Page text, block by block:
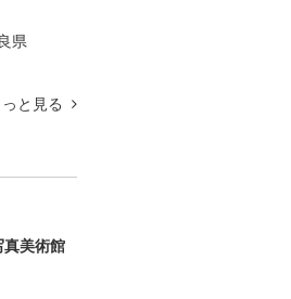
県
っと見る
真美術館